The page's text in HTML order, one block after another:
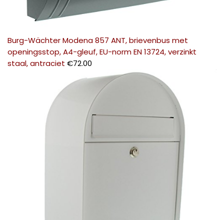
Burg-Wächter Modena 857 ANT, brievenbus met
openingsstop, A4-gleuf, EU-norm EN 13724, verzinkt
staal, antraciet €72.00